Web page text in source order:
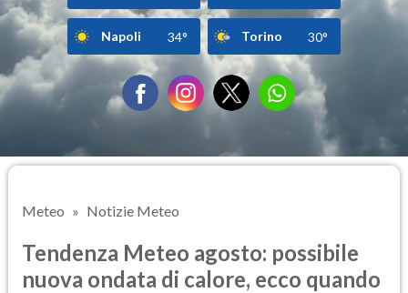
Napoli 34° Torino 30°
Meteo Notizie Meteo
Tendenza Meteo agosto: possibile
nuova ondata di calore, ecco quando